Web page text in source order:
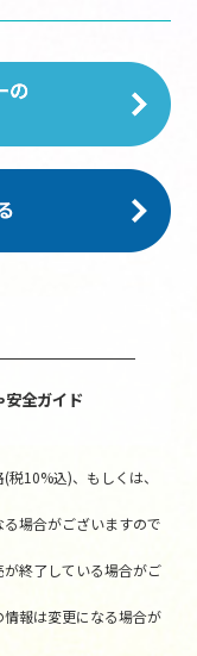
全ガイド
10%込)、もしくは、
場合がございますので
終了している場合がご
報は変更になる場合が